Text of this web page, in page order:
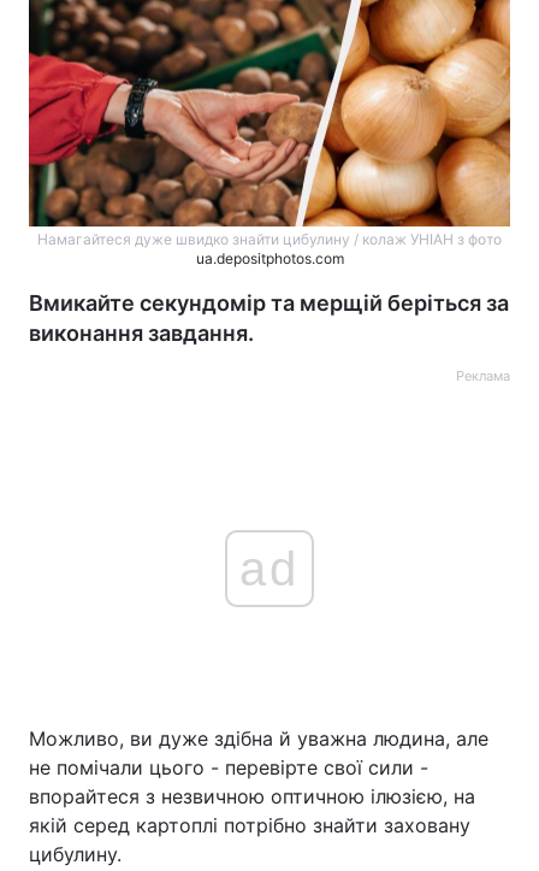
Намагайтеся дуже швидко знайти цибулину / колаж УНІАН з фото
ua.depositphotos.com
Вмикайте секундомір та мерщій беріться за
виконання завдання.
Реклама
ad
Можливо, ви дуже здібна й уважна людина, але
не помічали цього - перевірте свої сили -
впорайтеся з незвичною оптичною ілюзією, на
якій серед картоплі потрібно знайти заховану
цибулину.